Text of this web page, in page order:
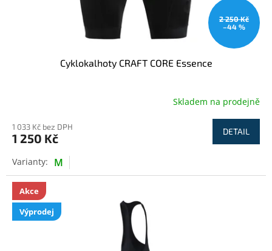
2 250 Kč
–44 %
Cyklokalhoty CRAFT CORE Essence
Skladem na prodejně
1 033 Kč bez DPH
1 250 Kč DETAIL
M
Akce
Výprodej